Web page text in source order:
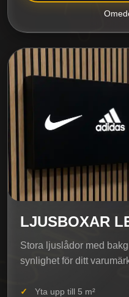
LJUSBOXAR
Stora ljuslådor med
synlighet för ditt
Yta upp till 5 m²